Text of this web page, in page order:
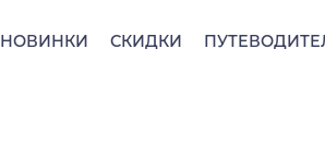
НОВИНКИ СКИДКИ